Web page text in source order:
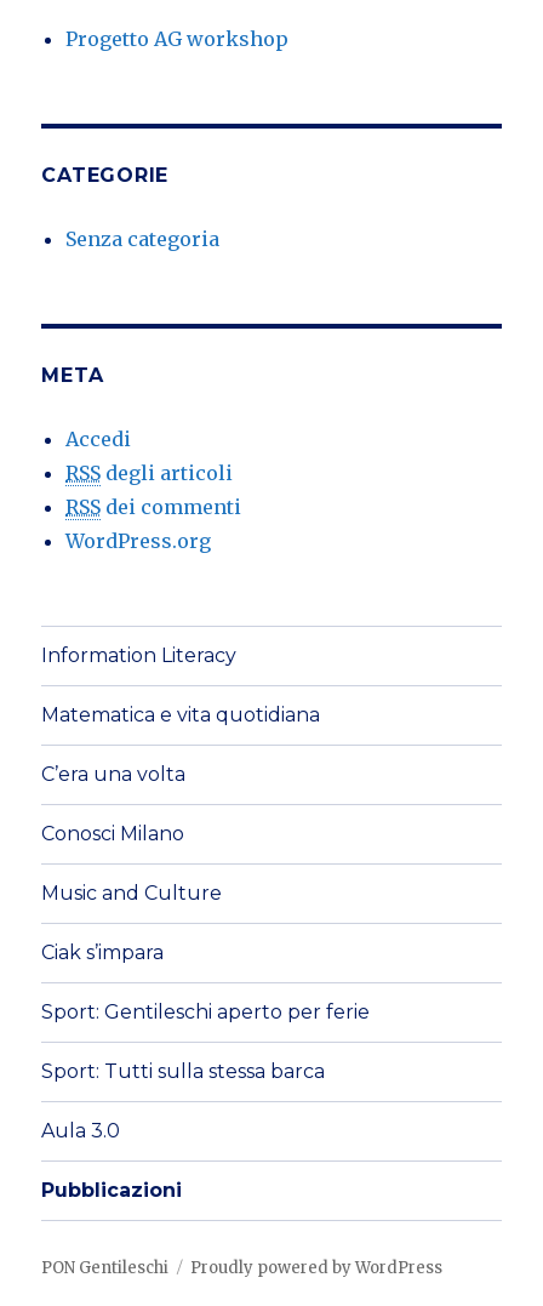
Progetto AG workshop
CATEGORIE
Senza categoria
META
Accedi
RSS degli articoli
RSS dei commenti
WordPress.org
Information Literacy
Matematica e vita quotidiana
C’era una volta
Conosci Milano
Music and Culture
Ciak s’impara
Sport: Gentileschi aperto per ferie
Sport: Tutti sulla stessa barca
Aula 3.0
Pubblicazioni
PON Gentileschi Proudly powered by WordPress